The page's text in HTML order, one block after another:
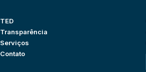
TED
Transparência
Serviços
Contato